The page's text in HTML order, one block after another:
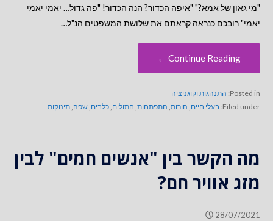
"מי גאון של אמא?" "איפה הכדור? הנה הכדור! "פה גדול… יאמי יאמי
יאמי" רובכם כנראה קראתם את שלושת המשפטים הנ"ל…
Continue Reading ←
Posted in: התנהגות וקוגניציה
Filed under: בעלי חיים הורות, התפתחות, חתולים כלבים שפה תינוקות
מה הקשר בין "אנשים חמים" לבין
מזג אוויר חם?
28/07/2021